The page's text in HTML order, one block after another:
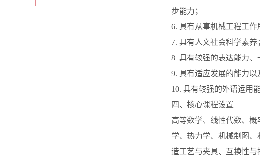
步能力；
6. 具有从事机械工程工作
7. 具有人文社会科学素养
8. 具有较强的表达能力、
9. 具有适应发展的能力以
10. 具有较强的外语运用
四、核心课程设置
高等数学、线性代数、
学、热力学、机械制图
造工艺与夹具、互换性